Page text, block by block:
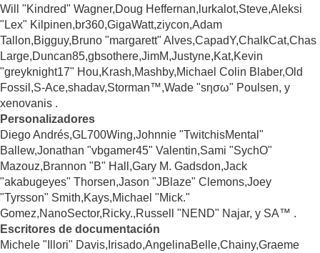
Will "Kindred" Wagner,Doug Heffernan,lurkalot,Steve,Aleksi
"Lex" Kilpinen,br360,GigaWatt,ziycon,Adam
Tallon,Bigguy,Bruno "margarett" Alves,CapadY,ChalkCat,Chas
Large,Duncan85,gbsothere,JimM,Justyne,Kat,Kevin
"greyknight17" Hou,Krash,Mashby,Michael Colin Blaber,Old
Fossil,S-Ace,shadav,Storman™,Wade "sησω" Poulsen, y
xenovanis .
Personalizadores
Diego Andrés,GL700Wing,Johnnie "TwitchisMental"
Ballew,Jonathan "vbgamer45" Valentin,Sami "SychO"
Mazouz,Brannon "B" Hall,Gary M. Gadsdon,Jack
"akabugeyes" Thorsen,Jason "JBlaze" Clemons,Joey
"Tyrsson" Smith,Kays,Michael "Mick."
Gomez,NanoSector,Ricky.,Russell "NEND" Najar, y SA™ .
Escritores de documentación
Michele "Illori" Davis,Irisado,AngelinaBelle,Chainy,Graeme